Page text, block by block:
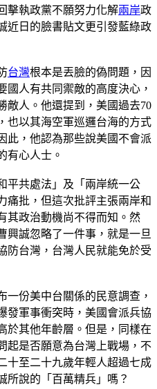
擊執政黨不願努力化解兩岸政
近日的臉書貼文更引發藍綠政
台灣根本是丟臉的偽問題，因
國人有共同禦敵的高度決心，
敵人。他還提到，美國過去70
也以其海空軍巡邏台海的方式
此，他認為那些說美國不會派
有心人士。
平共處法」及「兩岸統一公
痛批，但這次批評主張兩岸和
其政治動機尚不得而知。然
興誠忽略了一件事，就是一旦
防台灣，台灣人民就能免於受
一份美中台關係的民意調查，
發軍事衝突時，美國會派兵協
於其他年齡層。但是，同樣在
起是否願意為台灣上戰場，不
十至二十九歲年輕人超過七成
所說的「百萬精兵」嗎？